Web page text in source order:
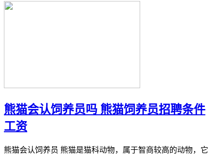
熊猫会认饲养员吗 熊猫饲养员招聘条件
工资
熊猫会认饲养员 熊猫是猫科动物，属于智商较高的动物，它